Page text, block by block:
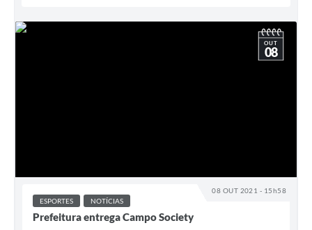
08 OUT 2021 - 15h58
OUT
08
ESPORTES NOTÍCIAS
Prefeitura entrega Campo Society